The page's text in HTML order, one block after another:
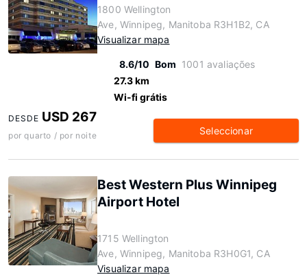
1800 Wellington
Ave, Winnipeg, Manitoba R3H1B2, CA
Visualizar mapa
8.6/10 Bom 1001 avaliações
27.3 km
Wi-fi grátis
DESDE USD 267
por quarto / por noite Seleccionar
Best Western Plus Winnipeg
Airport Hotel
1715 Wellington
Ave, Winnipeg, Manitoba R3H0G1, CA
Visualizar mapa